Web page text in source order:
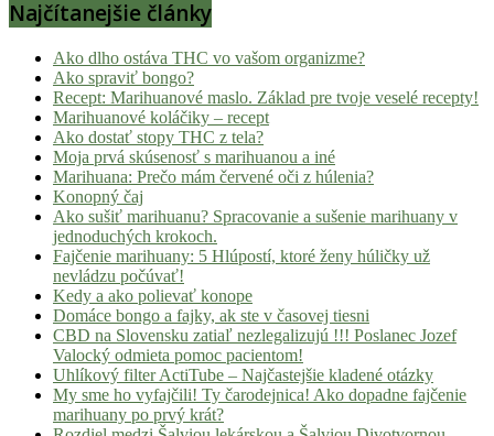
Najčítanejšie články
Ako dlho ostáva THC vo vašom organizme?
Ako spraviť bongo?
Recept: Marihuanové maslo. Základ pre tvoje veselé recepty!
Marihuanové koláčiky – recept
Ako dostať stopy THC z tela?
Moja prvá skúsenosť s marihuanou a iné
Marihuana: Prečo mám červené oči z húlenia?
Konopný čaj
Ako sušiť marihuanu? Spracovanie a sušenie marihuany v
jednoduchých krokoch.
Fajčenie marihuany: 5 Hlúpostí, ktoré ženy húličky už
nevládzu počúvať!
Kedy a ako polievať konope
Domáce bongo a fajky, ak ste v časovej tiesni
CBD na Slovensku zatiaľ nezlegalizujú !!! Poslanec Jozef
Valocký odmieta pomoc pacientom!
Uhlíkový filter ActiTube – Najčastejšie kladené otázky
My sme ho vyfajčili! Ty čarodejnica! Ako dopadne fajčenie
marihuany po prvý krát?